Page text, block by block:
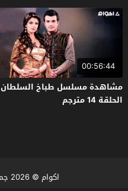
00:56:44
مشاهدة مسلسل طباخ السلطان
الحلقة 14 مترجم
اكوام © 2026 جميع الحقوق محفوظة.